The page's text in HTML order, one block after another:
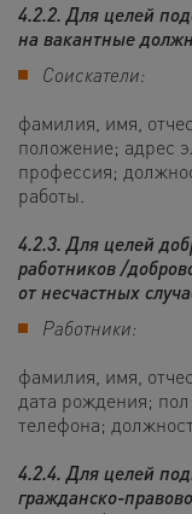
4.2.2. Для целей
на вакантные
Соискатели:
фамилия, имя,
положение; адрес
профессия;
работы.
4.2.3. Для целей
работников /
от несчастных
Работники:
фамилия, имя,
дата рождения;
телефона;
4.2.4. Для целей
гражданско-